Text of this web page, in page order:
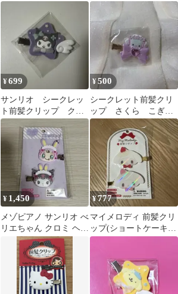
マイメロ
クリップ2個セット
¥699
サンリオ シークレッ
ト前髪クリップ クロ
ミ
¥500
シークレット前髪クリ
ップ さくら こぎみ
ゅん サンリオ
¥ 1,450
メゾピアノ サンリオ べ
リエちゃん クロミ ヘア
クリップ
¥777
マイメロディ 前髪クリ
ップ(ショートケーキ) /
サンリオ ヘアクリッ